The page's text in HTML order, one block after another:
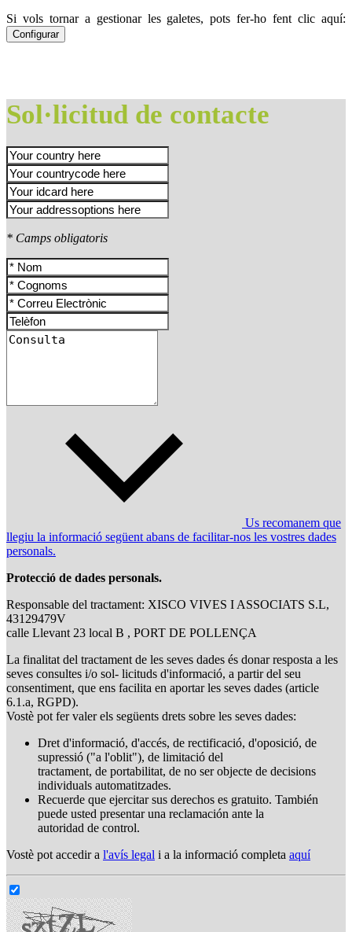
Si vols tornar a gestionar les galetes, pots fer-ho fent clic aquí:
Configurar
Sol·licitud de contacte
* Camps obligatoris
Us recomanem que
llegiu la informació següent abans de facilitar-nos les vostres dades
personals.
Protecció de dades personals.
Responsable del tractament: XISCO VIVES I ASSOCIATS S.L,
43129479V
calle Llevant 23 local B , PORT DE POLLENÇA
La finalitat del tractament de les seves dades és donar resposta a les
seves consultes i/o sol- licituds d'informació, a partir del seu
consentiment, que ens facilita en aportar les seves dades (article
6.1.a, RGPD).
Vostè pot fer valer els següents drets sobre les seves dades:
Dret d'informació, d'accés, de rectificació, d'oposició, de
supressió ("a l'oblit"), de limitació del
tractament, de portabilitat, de no ser objecte de decisions
individuals automatitzades.
Recuerde que ejercitar sus derechos es gratuito. También
puede usted presentar una reclamación ante la
autoridad de control.
Vostè pot accedir a l'avís legal i a la informació completa aquí